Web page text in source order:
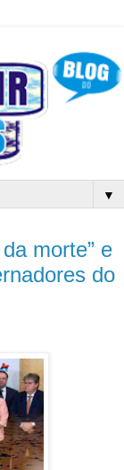
▼
morte” e
do